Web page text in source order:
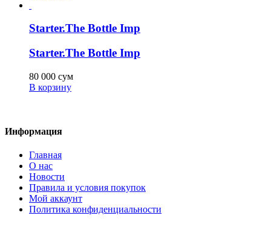
Starter.The Bottle Imp
Starter.The Bottle Imp
80 000 сум
В корзину
Информация
Главная
О нас
Новости
Правила и условия покупок
Мой аккаунт
Политика конфиденциальности